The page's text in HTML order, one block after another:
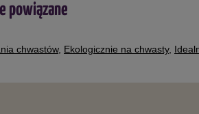
powiązane
chwastów, Ekologicznie na chwasty,